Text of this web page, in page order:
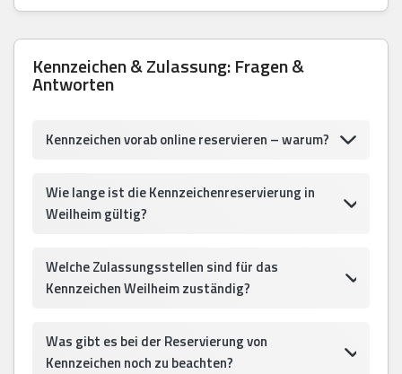
Kennzeichen & Zulassung: Fragen &
Antworten
Kennzeichen vorab online reservieren – warum?
Wie lange ist die Kennzeichenreservierung in
Weilheim gültig?
Welche Zulassungsstellen sind für das
Kennzeichen Weilheim zuständig?
Was gibt es bei der Reservierung von
Kennzeichen noch zu beachten?